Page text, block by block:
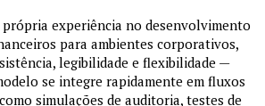
própria experiência no desenvolvimento
para ambientes corporativos,
legibilidade e flexibilidade —
se integre rapidamente em fluxos
simulações de auditoria, testes de